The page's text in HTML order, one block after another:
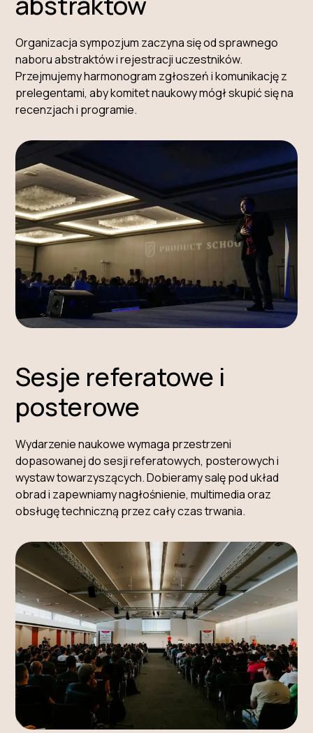
Organizacja sympozjum zaczyna się od sprawnego
naboru abstraktów i rejestracji uczestników.
Przejmujemy harmonogram zgłoszeń i komunikację z
prelegentami, aby komitet naukowy mógł skupić się na
recenzjach i programie.
Sesje referatowe i
posterowe
Wydarzenie naukowe wymaga przestrzeni
dopasowanej do sesji referatowych, posterowych i
wystaw towarzyszących. Dobieramy salę pod układ
obrad i zapewniamy nagłośnienie, multimedia oraz
obsługę techniczną przez cały czas trwania.